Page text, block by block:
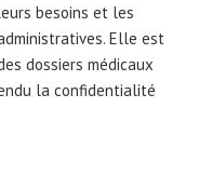
besoins et les
Elle est
dossiers médicaux
la confidentialité